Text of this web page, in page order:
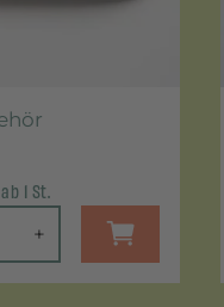
1 St.
+